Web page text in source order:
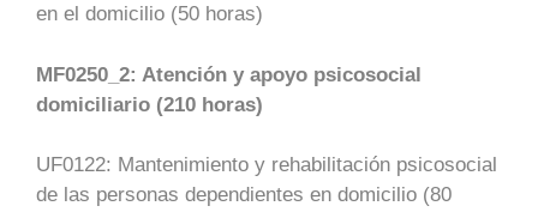
en el domicilio (50 horas)
MF0250_2: Atención y apoyo psicosocial
domiciliario (210 horas)
UF0122: Mantenimiento y rehabilitación psicosocial
de las personas dependientes en domicilio (80